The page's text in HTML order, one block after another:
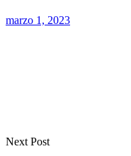
marzo 1, 2023
Next Post